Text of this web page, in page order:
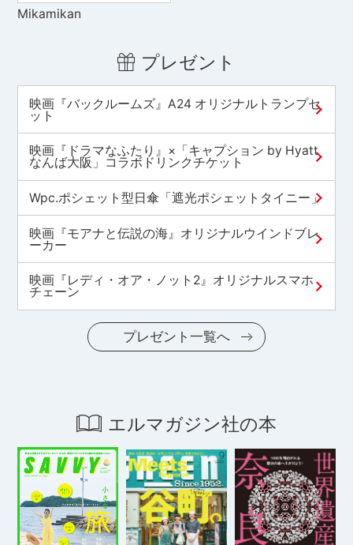
Mikamikan
プレゼント
映画『バックルームズ』A24 オリジナルトランプセ
ット
映画『ドラマなふたり』×「キャプション by Hyatt
なんば大阪」コラボドリンクチケット
Wpc.ポシェット型日傘「遮光ポシェットタイニー」
映画『モアナと伝説の海』オリジナルウインドブレ
ーカー
映画『レディ・オア・ノット2』オリジナルスマホ
チェーン
プレゼント一覧へ
エルマガジン社の本